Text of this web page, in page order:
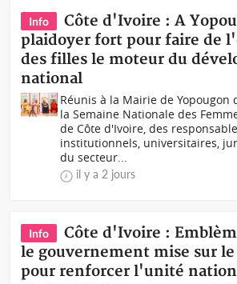
Info
Côte d'Ivoire : A
plaidoyer fort pour faire de
des filles le moteur du
national
Réunis à la Mairie de Yopougon
la Semaine Nationale des
de Côte d'Ivoire, des
institutionnels, universitaires,
du secteur...
il y a 2 jours
Info
Côte d'Ivoire :
le gouvernement mise sur
pour renforcer l'unité